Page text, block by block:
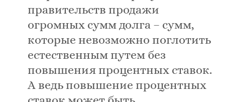
правительств продажи
огромных сумм долга – сумм,
которые невозможно поглотить
естественным путем без
повышения процентных ставок.
А ведь повышение процентных